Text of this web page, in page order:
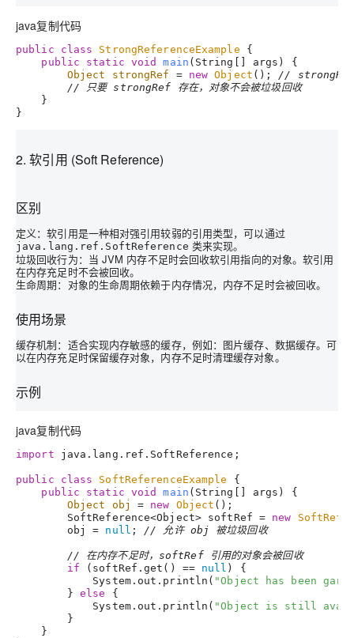
java复制代码
public class StrongReferenceExample {
public
static void main (String[] args)
{
Object
strongRef = new Object (); // strongRef
// 只要 strongRef 存在，对象不会被垃圾回收
}
2. 软引用 (Soft Reference)
区别
定义：软引用是一种相对强引用较弱的引用类型，可以通过
java.lang.ref.SoftReference 类来实现。
垃圾回收行为：当 JVM 内存不足时会回收软引用指向的对象。软引用
在内存充足时不会被回收。
生命周期：对象的生命周期依赖于内存情况，内存不足时会被回收。
使用场景
缓存机制：适合实现内存敏感的缓存，例如：图片缓存、数据缓存。可
以在内存充足时保留缓存对象，内存不足时清理缓存对象。
示例
java复制代码
import java.lang.ref.SoftReference;
public class SoftReferenceExample {
public
static void main (String[] args)
{
Object
obj = new Object ();
SoftReference<Object> softRef = new
obj = null ; // 允许 obj 被垃圾回收
// 在内存不足时，softRef 引用的对象会被回收
if (softRef.get() == null ) {
System.out.println( "Object has been
} else {
System.out.println( "Object is still
}
}